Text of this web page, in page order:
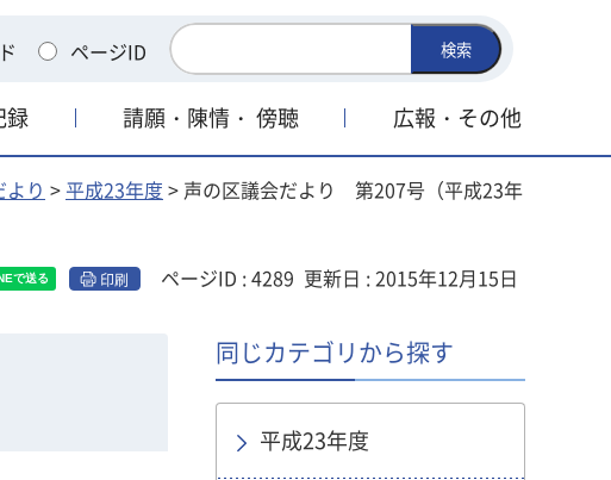
ページID 検索
録 請願・陳情・ 傍聴 広報・その他
り > 平成23年度 > 声の区議会だより 第207号（平成23年
印刷 ページID : 4289 更新日 : 2015年12月15日
同じカテゴリから探す
平成23年度